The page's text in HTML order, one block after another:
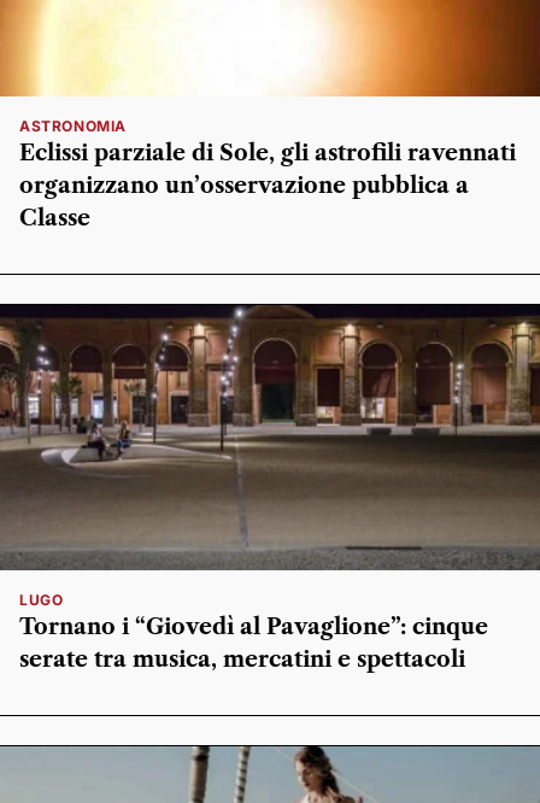
ASTRONOMIA
Eclissi parziale di Sole, gli astrofili ravennati
organizzano un’osservazione pubblica a
Classe
LUGO
Tornano i “Giovedì al Pavaglione”: cinque
serate tra musica, mercatini e spettacoli